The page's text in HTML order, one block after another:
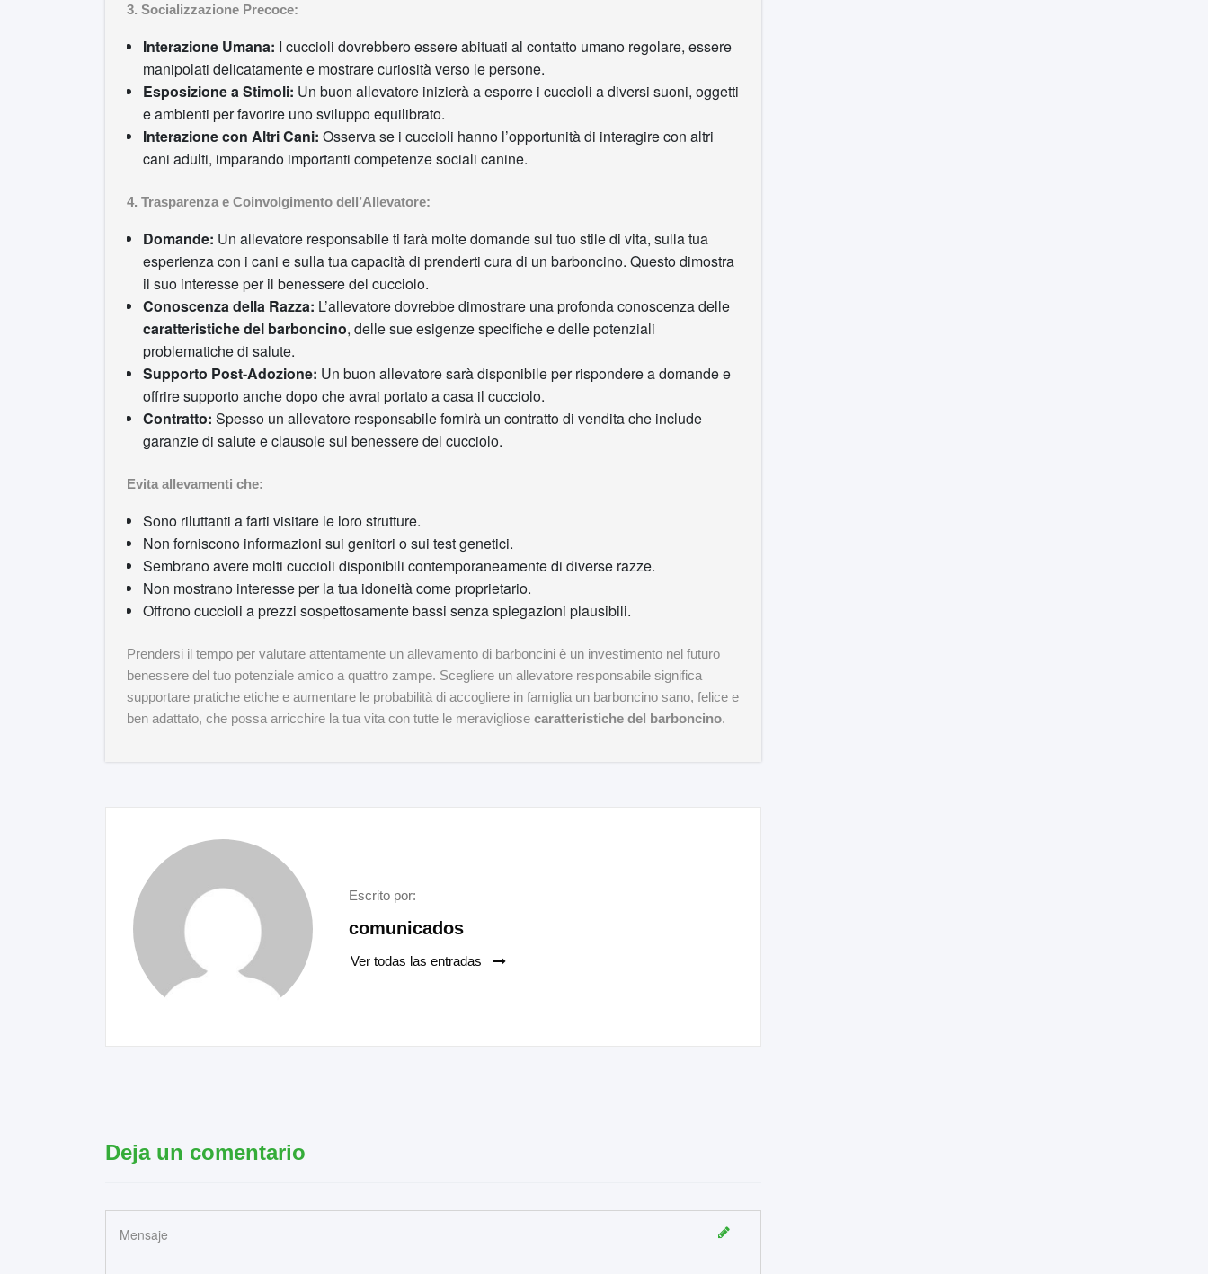
3. Socializzazione Precoce:
Interazione Umana: I cuccioli dovrebbero essere abituati al contatto umano regolare, essere
manipolati delicatamente e mostrare curiosità verso le persone.
Esposizione a Stimoli: Un buon allevatore inizierà a esporre i cuccioli a diversi suoni, oggetti
e ambienti per favorire uno sviluppo equilibrato.
Interazione con Altri Cani: Osserva se i cuccioli hanno l’opportunità di interagire con altri
cani adulti, imparando importanti competenze sociali canine.
4. Trasparenza e Coinvolgimento dell’Allevatore:
Domande: Un allevatore responsabile ti farà molte domande sul tuo stile di vita, sulla tua
esperienza con i cani e sulla tua capacità di prenderti cura di un barboncino. Questo dimostra
il suo interesse per il benessere del cucciolo.
Conoscenza della Razza: L’allevatore dovrebbe dimostrare una profonda conoscenza delle
caratteristiche del barboncino, delle sue esigenze specifiche e delle potenziali
problematiche di salute.
Supporto Post-Adozione: Un buon allevatore sarà disponibile per rispondere a domande e
offrire supporto anche dopo che avrai portato a casa il cucciolo.
Contratto: Spesso un allevatore responsabile fornirà un contratto di vendita che include
garanzie di salute e clausole sul benessere del cucciolo.
Evita allevamenti che:
Sono riluttanti a farti visitare le loro strutture.
Non forniscono informazioni sui genitori o sui test genetici.
Sembrano avere molti cuccioli disponibili contemporaneamente di diverse razze.
Non mostrano interesse per la tua idoneità come proprietario.
Offrono cuccioli a prezzi sospettosamente bassi senza spiegazioni plausibili.
Prendersi il tempo per valutare attentamente un allevamento di barboncini è un investimento nel futuro
benessere del tuo potenziale amico a quattro zampe. Scegliere un allevatore responsabile significa
supportare pratiche etiche e aumentare le probabilità di accogliere in famiglia un barboncino sano, felice e
ben adattato, che possa arricchire la tua vita con tutte le meravigliose caratteristiche del barboncino.
Escrito por:
comunicados
Ver todas las entradas
Deja un comentario